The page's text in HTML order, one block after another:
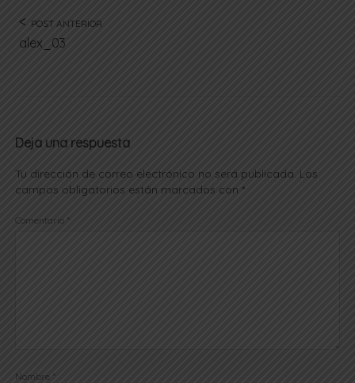
POST ANTERIOR
alex_03
Deja una respuesta
Tu dirección de correo electrónico no será publicada. Los
campos obligatorios están marcados con *
Comentario *
Nombre *